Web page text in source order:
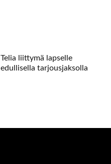
Telia liittymä lapselle
edullisella tarjousjaksolla